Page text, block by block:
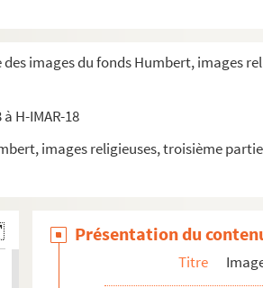
images du fonds Humbert, images
à H-IMAR-18
images religieuses, troisième partie
curé à Ars (Ain)
église d'Ars Présentation du
Titre